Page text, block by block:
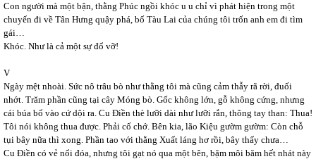
Con người mà một bận, thằng Phúc ngồi khóc u u chỉ vì phát hiện trong một
chuyến đi về Tân Hưng quậy phá, bố Tàu Lai của chúng tôi trốn anh em đi tìm
gái…
Khóc. Như là cả một sự đổ vỡ!
V
Ngày mệt nhoài. Sức nô trâu bò như thằng tôi mà cũng cảm thẫy rã rời, đuối
nhớt. Trăm phần cũng tại cây Móng bò. Gốc không lớn, gỗ không cứng, nhưng
cái búa bổ vào cứ dội ra. Cu Điền thè lưỡi dài như lưỡi rắn, thõng tay than: Thua!
Tôi nói không thua được. Phải cố chớ. Bên kia, lão Kiệu gườm gườm: Còn chỗ
tụi bây nữa thì xong. Phần tao với thằng Xuất láng hơ rồi, bây thấy chưa…
Cu Điền có vẻ nổi đóa, nhưng tôi gạt nó qua một bên, bặm môi băm hết nhát này